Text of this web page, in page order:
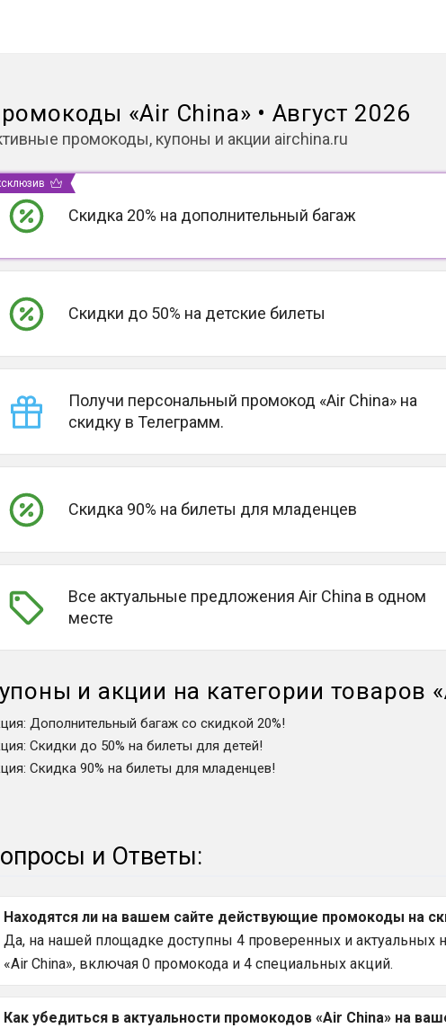
«Air China» • Август 2026
промокоды, купоны и акции airchina.ru
Скидка 20% на дополнительный багаж
Скидки до 50% на детские билеты
Получи персональный промокод «Air China» на
скидку в Телеграмм.
Скидка 90% на билеты для младенцев
Все актуальные предложения Air China в одном
месте
и акции на категории товаров «
: Дополнительный багаж со скидкой 20%!
: Скидки до 50% на билеты для детей!
: Скидка 90% на билеты для младенцев!
и Ответы:
Находятся ли на вашем сайте действующие промокоды на
Да, на нашей площадке доступны 4 проверенных и актуальных
«Air China», включая 0 промокода и 4 специальных акций.
Как убедиться в актуальности промокодов «Air China» на